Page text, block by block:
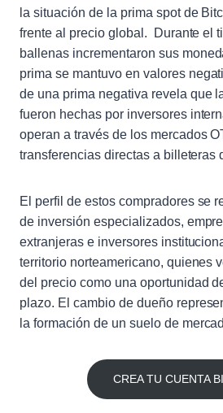
la situación de la prima spot de
frente al precio global. Durante el
ballenas incrementaron sus
prima se mantuvo en valores
de una prima negativa revela que
fueron hechas por inversores
operan a través de los mercados
transferencias directas a billeteras
El perfil de estos compradores se
de inversión especializados,
extranjeras e inversores
territorio norteamericano, quienes
del precio como una oportunidad
plazo. El cambio de dueño
la formación de un suelo de
CREA TU CUENTA